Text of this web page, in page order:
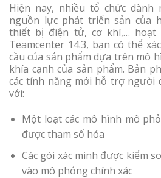
Hiện nay, nhiều tổ chức
nguồn lực phát triển sản của
thiết bị điện tử, cơ khí,… hoạt
Teamcenter 14.3, bạn có thể
cầu của sản phẩm dựa trên mô
khía cạnh của sản phẩm. Bản
các tính năng mới hỗ trợ người
với:
Một loạt các mô hình mô
được tham số hóa
Các gói xác minh được kiểm
vào mô phỏng chính xác